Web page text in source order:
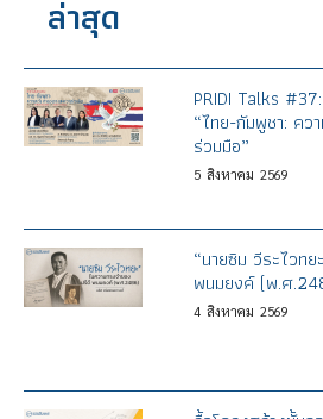
ล่าสุด
PRIDI Talks
“ไทย-กัมพูชา: คว
ร่วมมือ”
5 สิงหาคม 2569
“นายซิม วีระไวท
พนมยงค์ (พ.ศ
4 สิงหาคม 2569